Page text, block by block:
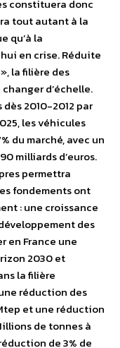
constituera donc
tout autant à la
qu’à la
en crise. Réduite
la filière des
d’échelle.
2010-2012 par
les véhicules
du marché, avec un
milliards d’euros.
permettra
fondements ont
: une croissance
des
en France une
2030 et
la filière
réduction des
et une réduction
de tonnes à
de 3% de